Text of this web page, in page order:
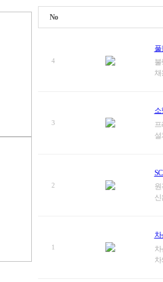
No
4
풀
불
채
3
소
프
2
원
1
차
차